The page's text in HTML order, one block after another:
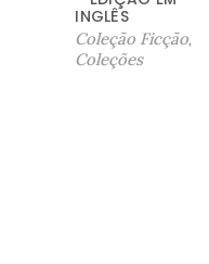
INGLÊS
Coleção Ficção,
Coleções